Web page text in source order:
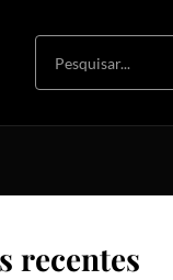
recentes